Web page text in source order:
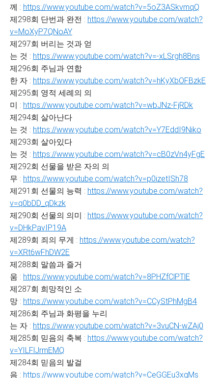
께 : https://www.youtube.com/watch?v=5oZ3ASkvmqQ
제298회 단번과 완전 : https://www.youtube.com/watch?
v=MoXyP7QNoAY
제297회 버리는 것과 얻
는 것 : https://www.youtube.com/watch?v=-xLSrgh8Bns
제296회 주님과 연합
한 자 : https://www.youtube.com/watch?v=hKyXbOFBzkE
제295회 영적 세례의 의
미 : https://www.youtube.com/watch?v=wbJNz-FjRDk
제294회 살아난다
는 것 : https://www.youtube.com/watch?v=Y7EddI9Niko
제293회 살아있다
는 것 : https://www.youtube.com/watch?v=cB0zVn4yFgE
제292회 선물을 받은 자의 의
무 : https://www.youtube.com/watch?v=p0izetISh78
제291회 선물의 능력 : https://www.youtube.com/watch?
v=q0bDD_qDkzk
제290회 선물의 의미 : https://www.youtube.com/watch?
v=DHkPavIP19A
제289회 죄의 무게 : https://www.youtube.com/watch?
v=XRt6wFhDW2E
제288회 말씀과 즐거
움 : https://www.youtube.com/watch?v=8PHZfClPTlE
제287회 희망적인 소
망 : https://www.youtube.com/watch?v=CCyStPhMgB4
제286회 주님과 화평을 누리
는 자 : https://www.youtube.com/watch?v=3vuCN-wZAj0
제285회 믿음의 축복 : https://www.youtube.com/watch?
v=YILFlJrmEMQ
제284회 믿음의 발걸
음 : https://www.youtube.com/watch?v=CeGGEu3xgMs